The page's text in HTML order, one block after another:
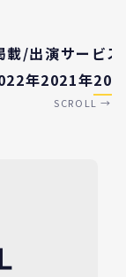
載/出演サービ
年2021年
SCROLL →